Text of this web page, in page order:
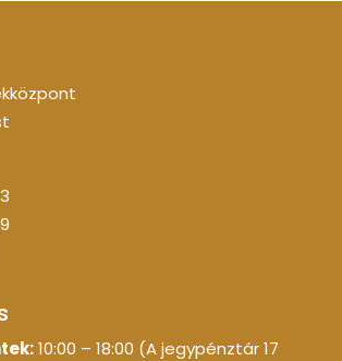
10:00 – 18:00 (A jegypénztár 17